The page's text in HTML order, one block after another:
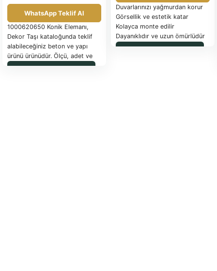
WhatsApp Teklif Al
1000620650 Konik Elemanı,
Dekor Taşı kataloğunda teklif
alabileceğiniz beton ve yapı
ürünü ürünüdür. Ölçü, adet ve
uygulama detayları için
Duvarlarınızı yağmurdan korur
Görsellik ve estetik katar
Kolayca monte edilir
Dayanıklıdır ve uzun ömürlüdür
Ek Bilgiler: